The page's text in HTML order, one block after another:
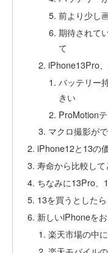
前より少し
期待されて
て
iPhone13Pro
バッテリー
きい
ProMotion
マクロ撮影が
iPhone12と13の
寿命から比較し
ちなみに13Pro、
13を買うとした
新しいiPhoneを
楽天市場の中